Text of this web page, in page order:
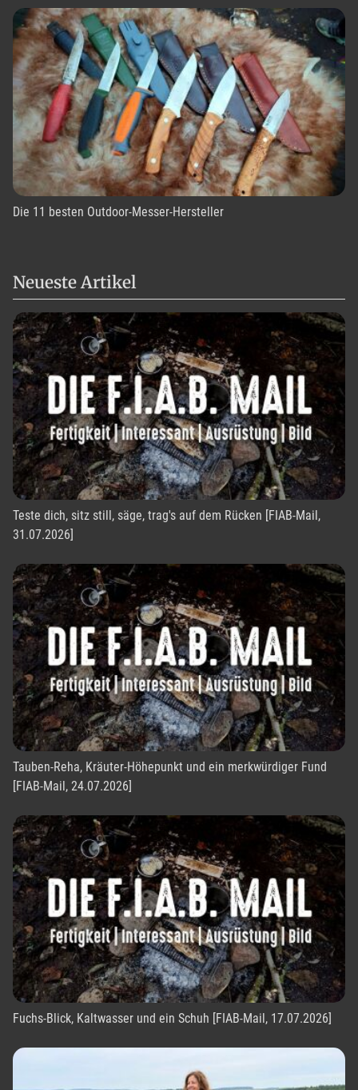
Die 11 besten Outdoor-Messer-Hersteller
Neueste Artikel
Teste dich, sitz still, säge, trag's auf dem Rücken [FIAB-Mail,
31.07.2026]
Tauben-Reha, Kräuter-Höhepunkt und ein merkwürdiger Fund
[FIAB-Mail, 24.07.2026]
Fuchs-Blick, Kaltwasser und ein Schuh [FIAB-Mail, 17.07.2026]